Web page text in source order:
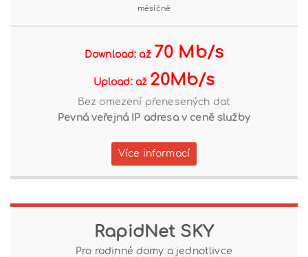
měsíčně
Download: až 70 Mb/s
Upload: až 20Mb/s
Bez omezení přenesených dat
Pevná veřejná IP adresa v ceně služby
Více informací
RapidNet SKY
Pro rodinné domy a jednotlivce